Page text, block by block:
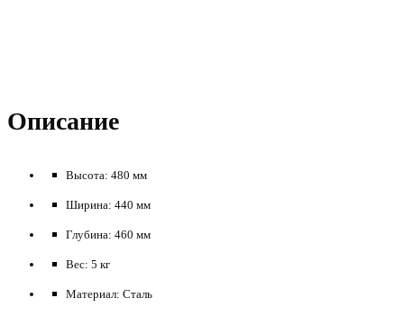
Описание
Высота: 480 мм
Ширина: 440 мм
Глубина: 460 мм
Вес: 5 кг
Материал: Сталь